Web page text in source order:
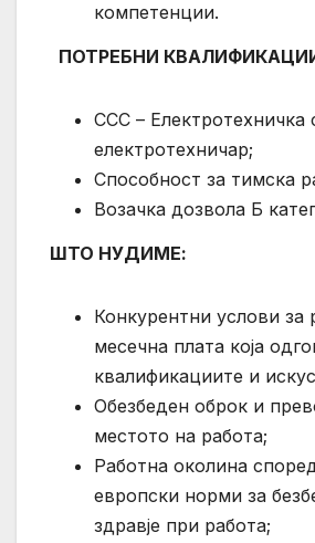
компетенции.
ПОТРЕБНИ
ССС – Електротехничка
електротехничар;
Способност за тимска
Возачка дозвола Б
ШТО НУДИМЕ:
Конкурентни услови за
месечна плата која
квалификациите и
Обезбеден оброк и
местото на работа;
Работна околина
европски норми за
здравје при работа;